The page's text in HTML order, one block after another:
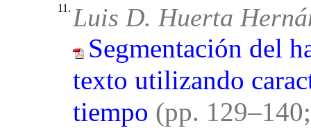
11. Luis D. Huerta
Segmentación del
texto utilizando
tiempo (pp.